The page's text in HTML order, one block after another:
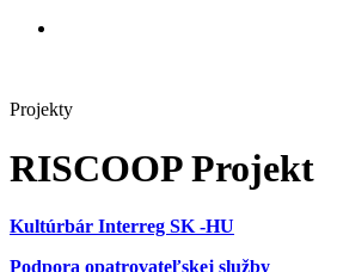
Projekty
RISCOOP Projekt
Kultúrbár Interreg SK -HU
Podpora opatrovateľskej služby